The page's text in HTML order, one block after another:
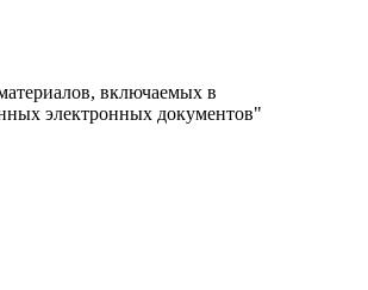
включаемых в
электронных документов"